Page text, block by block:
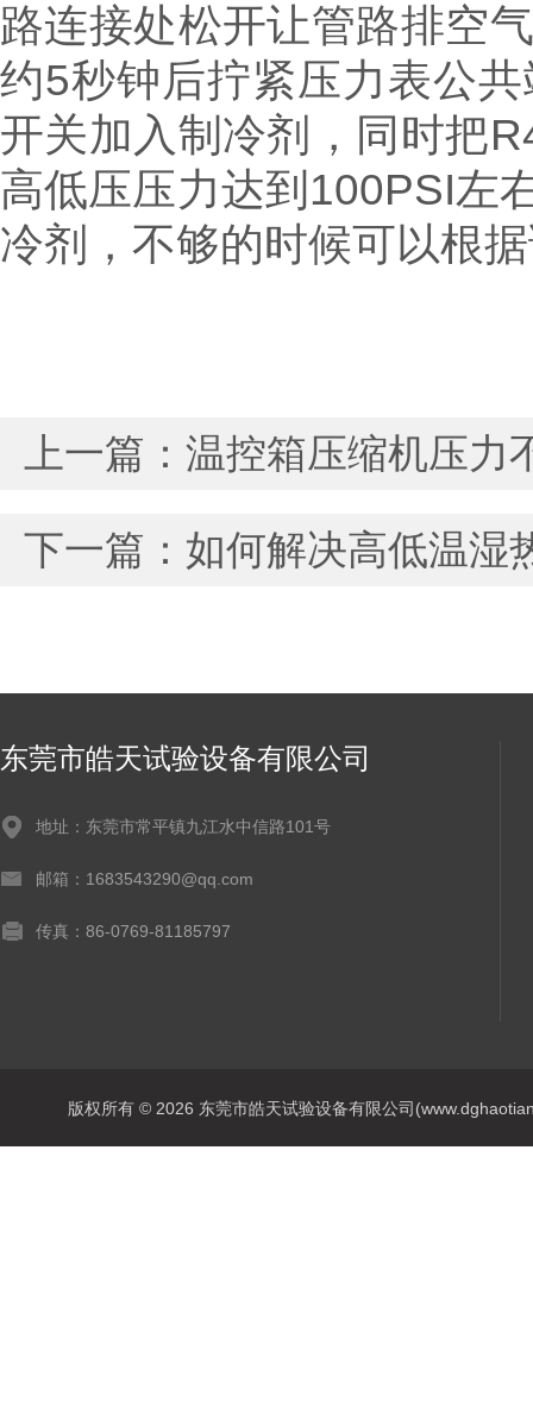
路连接处松开让管路排空
约5秒钟后拧紧压力表公
开关加入制冷剂，同时把
高低压压力达到 100PSI左
冷剂，不够的时候可以根
上一篇： 温控箱压缩机压力
下一篇： 如何解决高低温湿
东莞市皓天试验设备有限公司
地址：东莞市常平镇九江水中信路101号
邮箱：1683543290@qq.com
传真：86-0769-81185797
版权所有 © 2026 东莞市皓天试验设备有限公司